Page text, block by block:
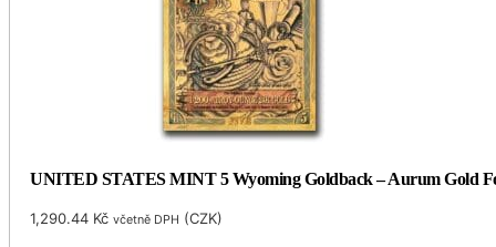
UNITED STATES MINT 5 Wyoming Goldback – Aurum Gold
1,290.44 Kč včetně DPH (CZK)